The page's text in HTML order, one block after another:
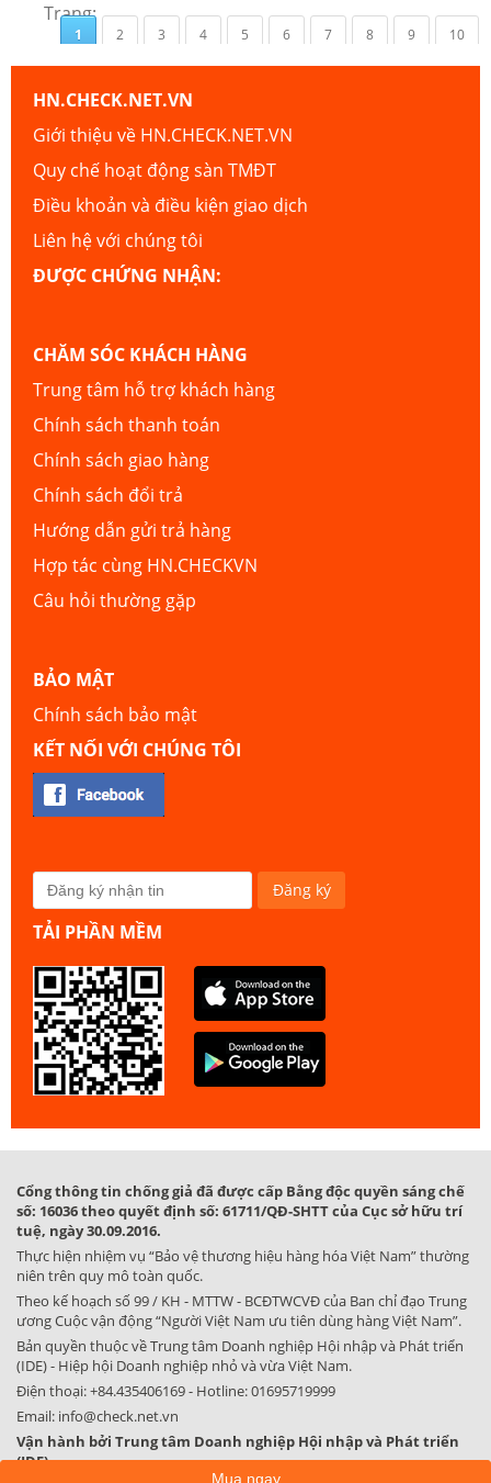
Trang:
1 2 3 4 5 6 7 8 9 10
HN.CHECK.NET.VN
Giới thiệu về HN.CHECK.NET.VN
Quy chế hoạt động sàn TMĐT
Điều khoản và điều kiện giao dịch
Liên hệ với chúng tôi
ĐƯỢC CHỨNG NHẬN:
CHĂM SÓC KHÁCH HÀNG
Trung tâm hỗ trợ khách hàng
Chính sách thanh toán
Chính sách giao hàng
Chính sách đổi trả
Hướng dẫn gửi trả hàng
Hợp tác cùng HN.CHECKVN
Câu hỏi thường gặp
BẢO MẬT
Chính sách bảo mật
KẾT NỐI VỚI CHÚNG TÔI
TẢI PHẦN MỀM
Cổng thông tin chống giả đã được cấp Bằng độc quyền sáng chế
số: 16036 theo quyết định số: 61711/QĐ-SHTT của Cục sở hữu trí
tuệ, ngày 30.09.2016.
Thực hiện nhiệm vụ “Bảo vệ thương hiệu hàng hóa Việt Nam” thường
niên trên quy mô toàn quốc.
Theo kế hoạch số 99 / KH - MTTW - BCĐTWCVĐ của Ban chỉ đạo Trung
ương Cuộc vận động “Người Việt Nam ưu tiên dùng hàng Việt Nam”.
Bản quyền thuộc về Trung tâm Doanh nghiệp Hội nhập và Phát triển
(IDE) - Hiệp hội Doanh nghiệp nhỏ và vừa Việt Nam.
Điện thoại:+84.435406169- Hotline:01695719999
Email: info@check.net.vn
Vận hành bởi Trung tâm Doanh nghiệp Hội nhập và Phát triển
(IDE)